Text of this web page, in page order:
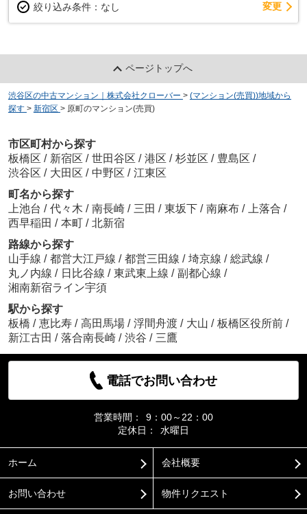
絞り込み条件： なし 変更
ページトップへ
渋谷区の中古マンション｜株式会社クローバー > (マンション(売買))地域から
探す > 新宿区 > 原町のマンション(売買)
市区町村から探す
板橋区 / 新宿区 / 世田谷区 / 港区 / 杉並区 / 豊島区 /
渋谷区 / 大田区 / 中野区 / 江東区
町名から探す
上池台 / 代々木 / 南長崎 / 三田 / 東坂下 / 南麻布 / 上落合 /
西早稲田 / 本町 / 北新宿
路線から探す
山手線 / 都営大江戸線 / 都営三田線 / 埼京線 / 総武線 /
丸ノ内線 / 日比谷線 / 東武東上線 / 副都心線 /
湘南新宿ライン宇須
駅から探す
板橋 / 恵比寿 / 高田馬場 / 浮間舟渡 / 大山 / 板橋区役所前 /
新江古田 / 落合南長崎 / 渋谷 / 三鷹
電話でお問い合わせ
営業時間：
9：00～22：00
定休日：
水曜日
ホーム 会社概要
お問い合わせ 物件リクエスト